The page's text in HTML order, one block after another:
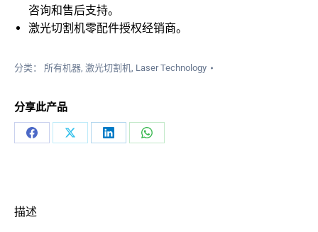
咨询和售后支持。
激光切割机零配件授权经销商。
分类： 所有机器, 激光切割机, Laser Technology
分享此产品
分
Facebook
分
分
分
描述